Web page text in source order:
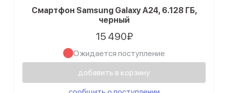
Смартфон Samsung Galaxy A24, 6.128 ГБ,
черный
15 490₽
Ожидается поступление
добавить в корзину